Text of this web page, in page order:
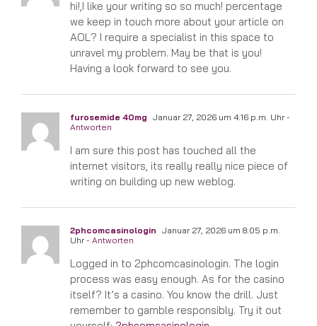
hi!,I like your writing so so much! percentage
we keep in touch more about your article on
AOL? I require a specialist in this space to
unravel my problem. May be that is you!
Having a look forward to see you.
furosemide 40mg Januar 27, 2026 um 4:16 p.m. Uhr-
Antworten
I am sure this post has touched all the
internet visitors, its really really nice piece of
writing on building up new weblog.
2phcomcasinologin Januar 27, 2026 um 8:05 p.m.
Uhr- Antworten
Logged in to 2phcomcasinologin. The login
process was easy enough. As for the casino
itself? It’s a casino. You know the drill. Just
remember to gamble responsibly. Try it out